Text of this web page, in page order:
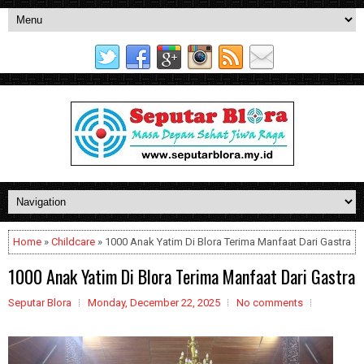
Home » Childcare » 1000 Anak Yatim Di Blora Terima Manfaat Dari Gastra
1000 Anak Yatim Di Blora Terima Manfaat Dari Gastra
Seputar Blora Monday, December 22, 2025 No comments